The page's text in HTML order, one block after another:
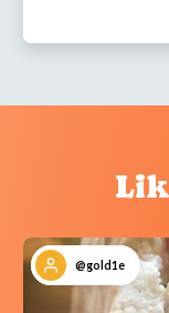
@gold1e